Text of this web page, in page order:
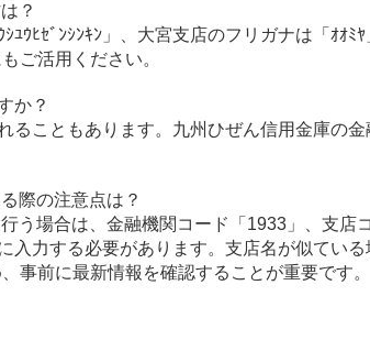
？
ﾕｳﾋｾﾞﾝｼﾝｷﾝ」、大宮支店のフリガナは「ｵｵﾐ
ご活用ください。
か？
ることもあります。九州ひぜん信用金庫の金
際の注意点は？
う場合は、金融機関コード「1933」、支店
入力する必要があります。支店名が似てい
事前に最新情報を確認することが重要です。